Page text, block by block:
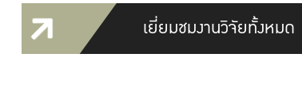
เยี่ยมชมงานวิจัยทั้งหมด